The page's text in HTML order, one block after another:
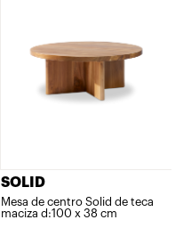
SOLID
Mesa de centro Solid de teca
maciza d:100 x 38 cm